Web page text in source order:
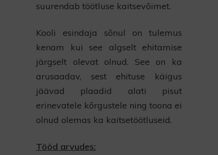
suurendab töötluse kaitsevõimet.
Kooli esindaja sõnul on tulemus
kenam kui see algselt ehitamise
järgselt olevat olnud. See on ka
arusaadav, sest ehituse käigus
jäävad plaadid alati pisut
erinevatele kõrgustele ning toona ei
olnud olemas ka kaitsetöötluseid.
Tööd arvudes: